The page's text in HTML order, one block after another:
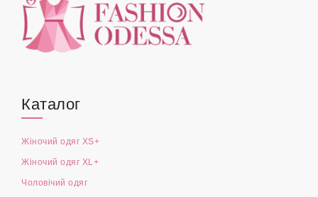
Каталог
Жіночий одяг XS+
Жіночий одяг XL+
Чоловічий одяг